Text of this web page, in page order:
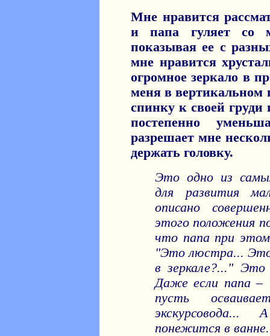
Мне нравится
и папа гуляет со
показывая ее с
мне нравится
огромное зеркало в
меня в
спинку к своей груди
постепенно
разрешает мне
держать головку.
Это одно из
для развития
описано
этого положения
что папа при
"Это люстра...
в зеркале?..."
Даже если папа –
пусть
понежится в